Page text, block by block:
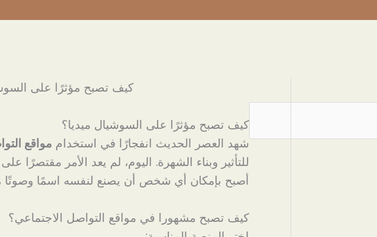
كيف تصبح مؤثرًا على
كيف تصبح مؤثرًا على السوشيال ميديا؟
شهد العصر الحديث انفجارًا في استخدام مواقع
للتأثير وبناء الشهرة. اليوم، لم يعد الأمر مقتصرًا
أصبح بإمكان أي شخص أن يصنع لنفسه اسمًا
كيف تصبح مشهورا في مواقع التواصل الاجتماعي؟